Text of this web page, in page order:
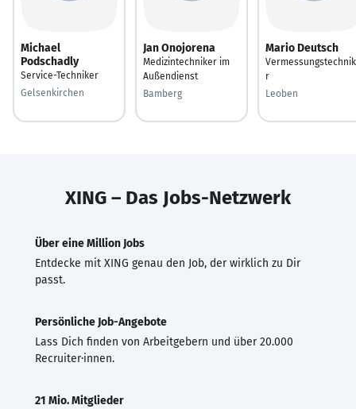
Michael
Podschadly
Service-Techniker
Gelsenkirchen
Jan Onojorena
Medizintechniker im
Außendienst
Bamberg
Mario Deutsch
r
Leoben
XING – Das Jobs-Netzwerk
Über eine Million Jobs
Entdecke mit XING genau den Job, der wirklich zu Dir
passt.
Persönliche Job-Angebote
Lass Dich finden von Arbeitgebern und über 20.000
Recruiter·innen.
21 Mio. Mitglieder